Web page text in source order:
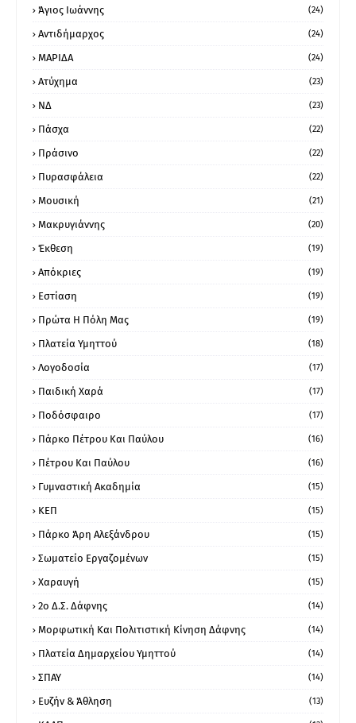
Άγιος Ιωάννης (24)
Αντιδήμαρχος (24)
ΜΑΡΙΔΑ (24)
Ατύχημα (23)
ΝΔ (23)
Πάσχα (22)
Πράσινο (22)
Πυρασφάλεια (22)
Μουσική (21)
Μακρυγιάννης (20)
Έκθεση (19)
Απόκριες (19)
Εστίαση (19)
Πρώτα Η Πόλη Μας (19)
Πλατεία Υμηττού (18)
Λογοδοσία (17)
Παιδική Χαρά (17)
Ποδόσφαιρο (17)
Πάρκο Πέτρου Και Παύλου (16)
Πέτρου Και Παύλου (16)
Γυμναστική Ακαδημία (15)
ΚΕΠ (15)
Πάρκο Άρη Αλεξάνδρου (15)
Σωματείο Εργαζομένων (15)
Χαραυγή (15)
2ο Δ.Σ. Δάφνης (14)
Μορφωτική Και Πολιτιστική Κίνηση Δάφνης (14)
Πλατεία Δημαρχείου Υμηττού (14)
ΣΠΑΥ (14)
Ευζήν & Άθληση (13)